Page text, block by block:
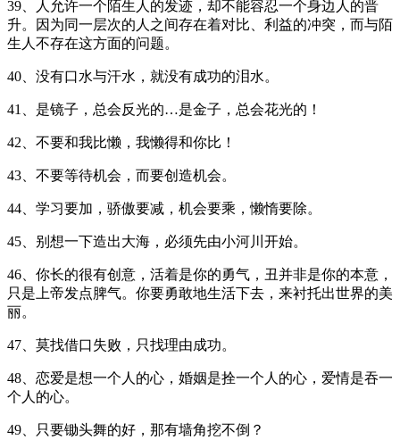
39、人允许一个陌生人的发迹，却不能容忍一个身边人的晋
升。因为同一层次的人之间存在着对比、利益的冲突，而与陌
生人不存在这方面的问题。
40、没有口水与汗水，就没有成功的泪水。
41、是镜子，总会反光的…是金子，总会花光的！
42、不要和我比懒，我懒得和你比！
43、不要等待机会，而要创造机会。
44、学习要加，骄傲要减，机会要乘，懒惰要除。
45、别想一下造出大海，必须先由小河川开始。
46、你长的很有创意，活着是你的勇气，丑并非是你的本意，
只是上帝发点脾气。你要勇敢地生活下去，来衬托出世界的美
丽。
47、莫找借口失败，只找理由成功。
48、恋爱是想一个人的心，婚姻是拴一个人的心，爱情是吞一
个人的心。
49、只要锄头舞的好，那有墙角挖不倒？